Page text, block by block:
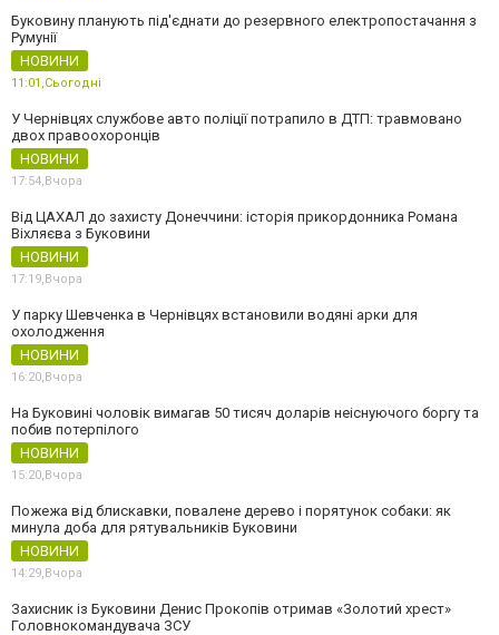
Буковину планують під'єднати до резервного електропостачання з
Румунії
НОВИНИ
11:01, Сьогодні
У Чернівцях службове авто поліції потрапило в ДТП: травмовано
двох правоохоронців
НОВИНИ
17:54, Вчора
Від ЦАХАЛ до захисту Донеччини: історія прикордонника Романа
Віхляєва з Буковини
НОВИНИ
17:19, Вчора
У парку Шевченка в Чернівцях встановили водяні арки для
охолодження
НОВИНИ
16:20, Вчора
На Буковині чоловік вимагав 50 тисяч доларів неіснуючого боргу та
побив потерпілого
НОВИНИ
15:20, Вчора
Пожежа від блискавки, повалене дерево і порятунок собаки: як
минула доба для рятувальників Буковини
НОВИНИ
14:29, Вчора
Захисник із Буковини Денис Прокопів отримав «Золотий хрест»
Головнокомандувача ЗСУ